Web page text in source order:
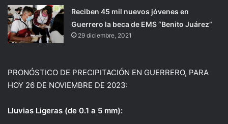
Reciben 45 mil nuevos jóvenes en
Guerrero la beca de EMS “Benito Juárez”
29 diciembre, 2021
PRONÓSTICO DE PRECIPITACIÓN EN GUERRERO, PARA
HOY 26 DE NOVIEMBRE DE 2023:
Lluvias Ligeras (de 0.1 a 5 mm):